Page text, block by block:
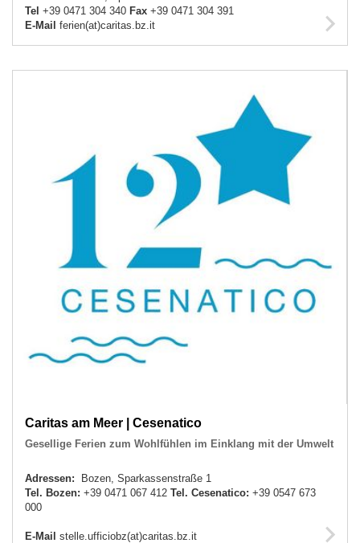
Tel +39 0471 304 340 Fax +39 0471 304 391
E-Mail ferien(at)caritas.bz.it
Caritas am Meer | Cesenatico
Gesellige Ferien zum Wohlfühlen im Einklang mit der Umwelt
Adressen:
Bozen, Sparkassenstraße 1
Tel. Bozen: +39 0471 067 412 Tel. Cesenatico: +39 0547 673
000
E-Mail stelle.ufficiobz(at)caritas.bz.it